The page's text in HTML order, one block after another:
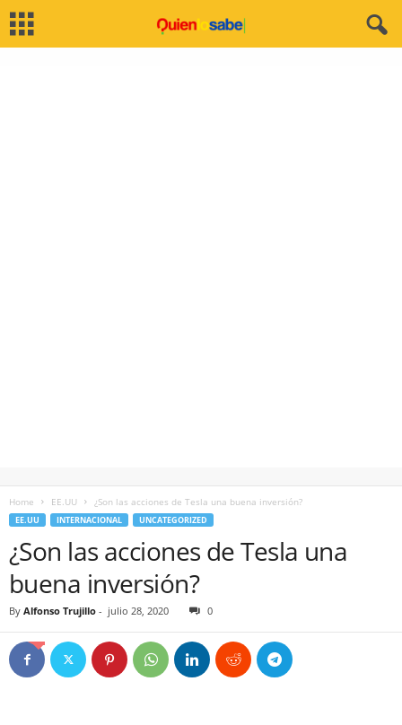
Home EE.UU ¿Son las acciones de Tesla una buena inversión?
EE.UU INTERNACIONAL UNCATEGORIZED
¿Son las acciones de Tesla una
buena inversión?
By Alfonso Trujillo - julio 28, 2020 0